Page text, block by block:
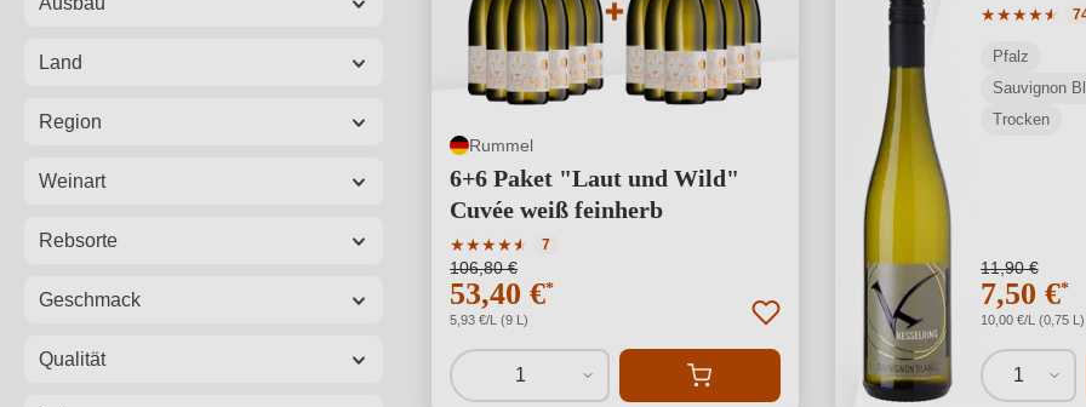
Land
Region
Weinart
Rebsorte
Geschmack
Qualität
Rummel
6+6 Paket "Laut und Wild"
Cuvée weiß feinherb
★★★★★
★
Durchschnittliche Bewertung von 4.86 von 5 Sternen
7
106,80 €
53,40 €*
5,93 €/L (9 L)
1
★★★★★
★
Pfalz
Sauvignon
Trocken
11,90 €
7,50 €*
10,00 €/L (0,75 L)
1